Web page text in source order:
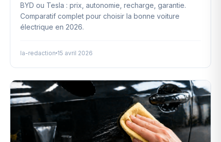
BYD ou Tesla : prix, autonomie, recharge, garantie.
Comparatif complet pour choisir la bonne voiture
électrique en 2026.
la-redaction 15 avril 2026